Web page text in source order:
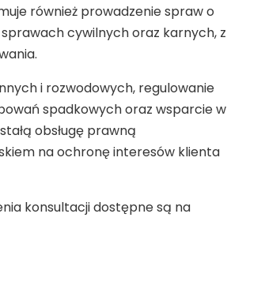
również prowadzenie spraw o
cywilnych oraz karnych, z
i rozwodowych, regulowanie
spadkowych oraz wsparcie w
obsługę prawną
na ochronę interesów klienta
konsultacji dostępne są na